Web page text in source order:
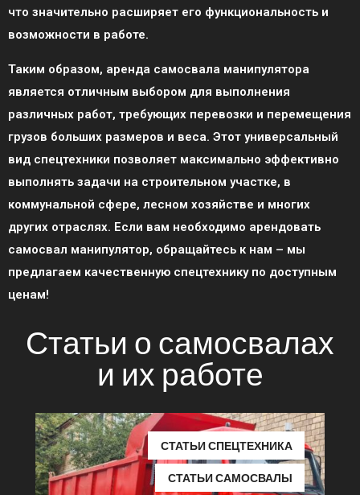
что значительно расширяет его функциональность и
возможности в работе.
Таким образом, аренда самосвала манипулятора
является отличным выбором для выполнения
различных работ, требующих перевозки и перемещения
грузов больших размеров и веса. Этот универсальный
вид спецтехники позволяет максимально эффективно
выполнять задачи на строительном участке, в
коммунальной сфере, лесном хозяйстве и многих
других отраслях. Если вам необходимо арендовать
самосвал манипулятор, обращайтесь к нам – мы
предлагаем качественную спецтехнику по доступным
ценам!
Статьи о самосвалах
и их работе
СТАТЬИ СПЕЦТЕХНИКА
СТАТЬИ САМОСВАЛЫ